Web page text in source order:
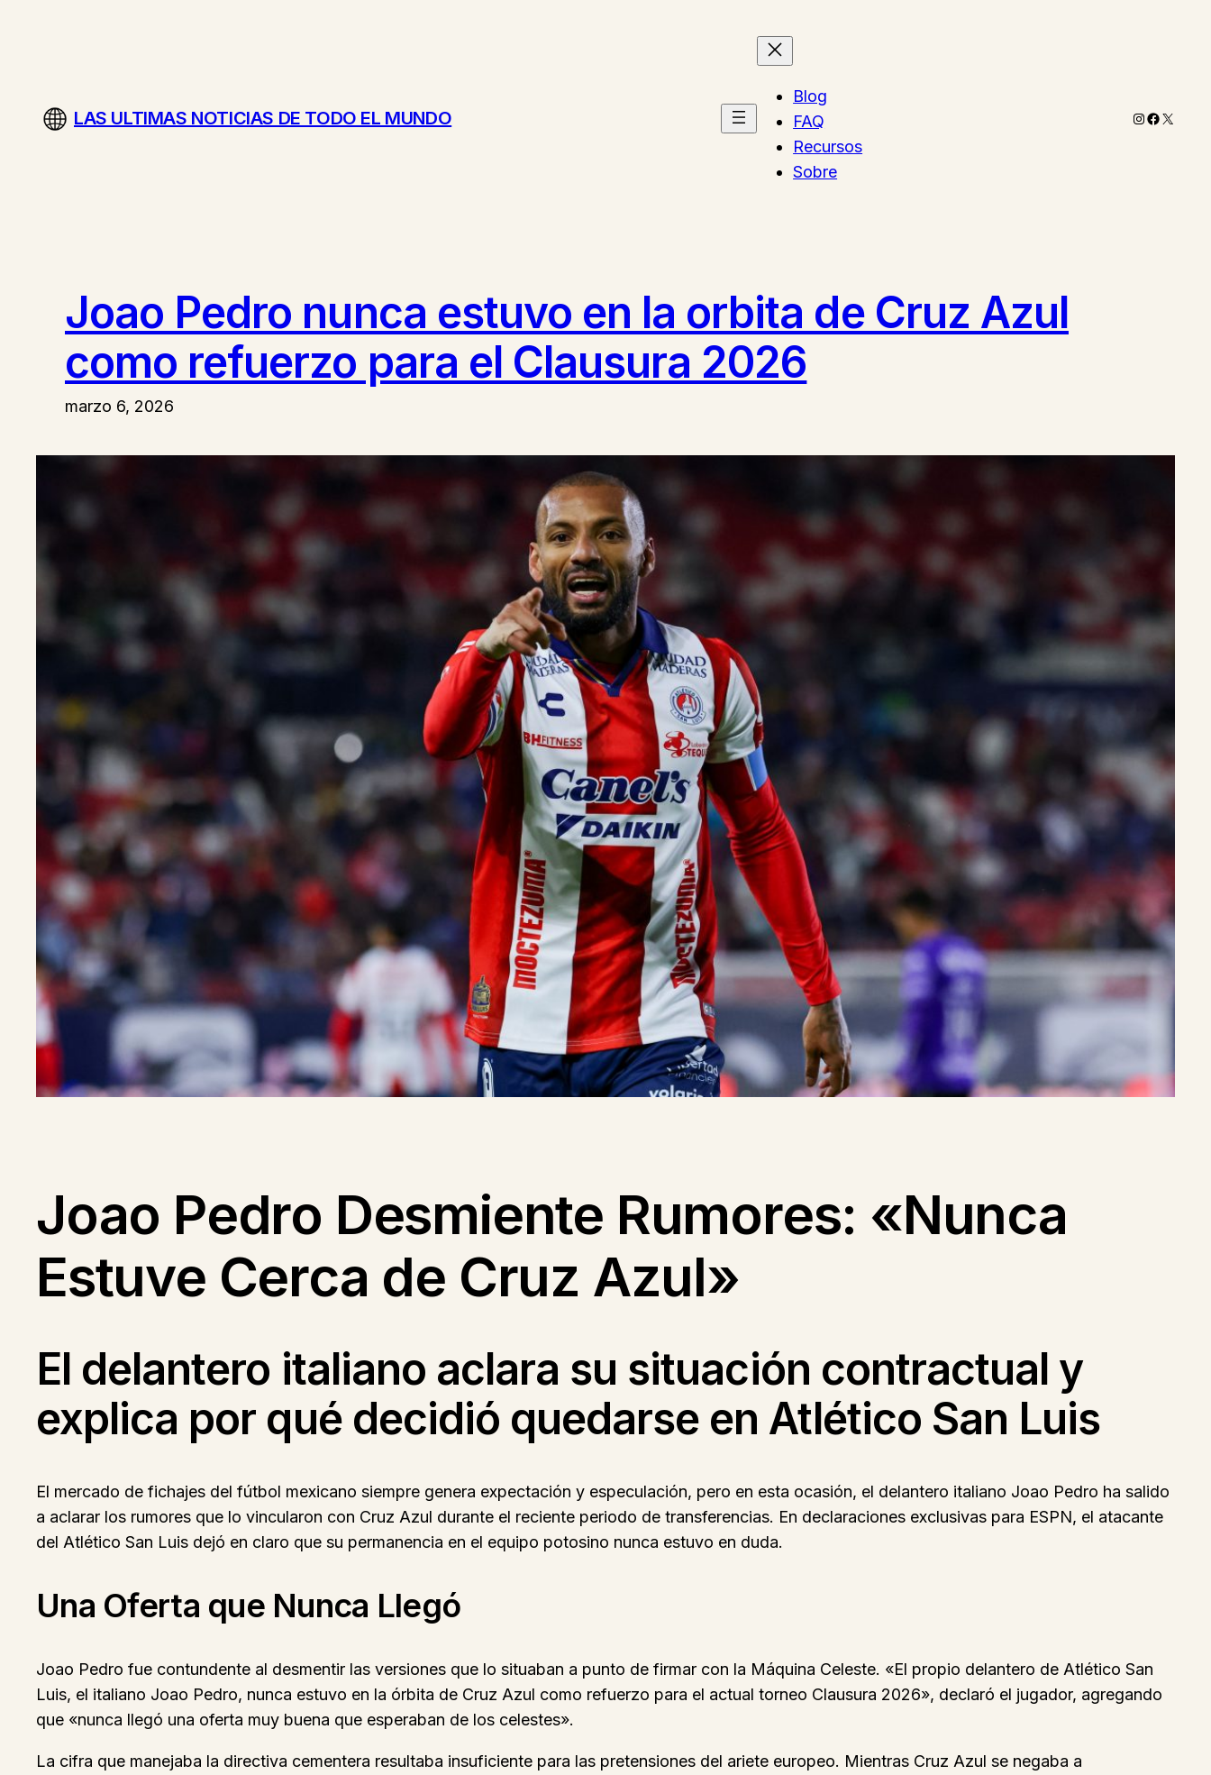
LAS ULTIMAS NOTICIAS DE TODO EL MUNDO
Blog
FAQ
Recursos
Sobre
Instagram
X
Joao Pedro nunca estuvo en la orbita de Cruz Azul
como refuerzo para el Clausura 2026
marzo 6, 2026
Joao Pedro Desmiente Rumores: «Nunca
Estuve Cerca de Cruz Azul»
El delantero italiano aclara su situación contractual y
explica por qué decidió quedarse en Atlético San Luis
El mercado de fichajes del fútbol mexicano siempre genera expectación y especulación, pero en esta ocasión, el delantero italiano Joao Pedro ha salido
a aclarar los rumores que lo vincularon con Cruz Azul durante el reciente periodo de transferencias. En declaraciones exclusivas para ESPN, el atacante
del Atlético San Luis dejó en claro que su permanencia en el equipo potosino nunca estuvo en duda.
Una Oferta que Nunca Llegó
Joao Pedro fue contundente al desmentir las versiones que lo situaban a punto de firmar con la Máquina Celeste. «El propio delantero de Atlético San
Luis, el italiano Joao Pedro, nunca estuvo en la órbita de Cruz Azul como refuerzo para el actual torneo Clausura 2026», declaró el jugador, agregando
que «nunca llegó una oferta muy buena que esperaban de los celestes».
La cifra que manejaba la directiva cementera resultaba insuficiente para las pretensiones del ariete europeo. Mientras Cruz Azul se negaba a